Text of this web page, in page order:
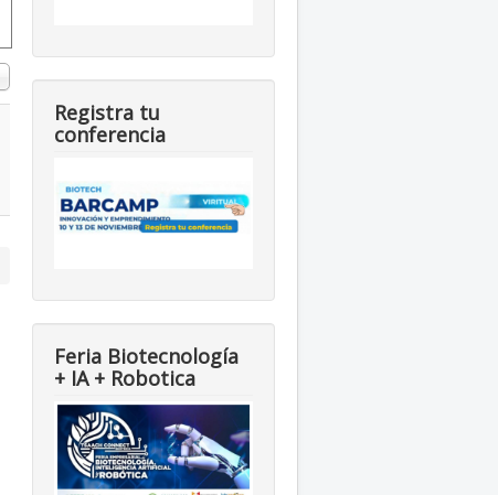
Registra tu
conferencia
Feria Biotecnología
+ IA + Robotica